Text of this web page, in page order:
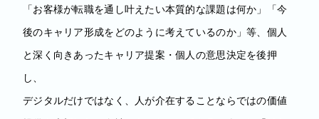
「お客様が転職を通し叶えたい本質的な課題は何か」「今
後のキャリア形成をどのように考えているのか」等、個人
と深く向きあったキャリア提案・個人の意思決定を後押
し、
デジタルだけではなく、人が介在することならではの価値